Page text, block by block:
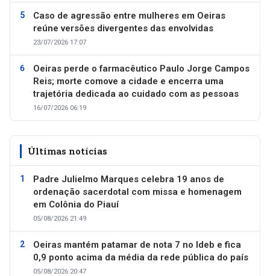
Caso de agressão entre mulheres em Oeiras
reúne versões divergentes das envolvidas
23/07/2026 17:07
Oeiras perde o farmacêutico Paulo Jorge Campos
Reis; morte comove a cidade e encerra uma
trajetória dedicada ao cuidado com as pessoas
16/07/2026 06:19
Últimas notícias
Padre Julielmo Marques celebra 19 anos de
ordenação sacerdotal com missa e homenagem
em Colônia do Piauí
05/08/2026 21:49
Oeiras mantém patamar de nota 7 no Ideb e fica
0,9 ponto acima da média da rede pública do país
05/08/2026 20:47